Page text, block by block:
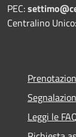
PEC:
Centralino
Leggi le